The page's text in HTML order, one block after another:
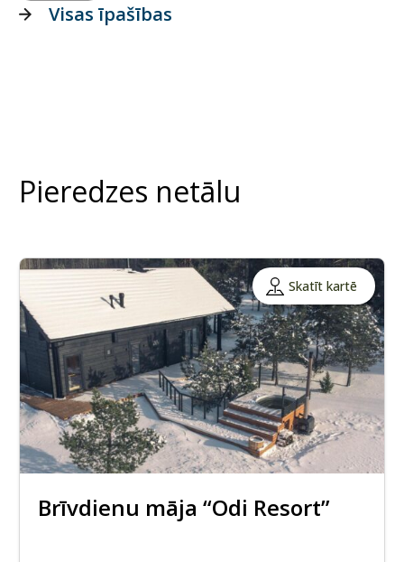
Visas īpašības
Pieredzes netālu
Skatīt kartē
Brīvdienu māja “Odi Resort”